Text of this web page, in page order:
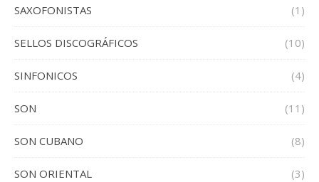
SAXOFONISTAS (1)
SELLOS DISCOGRÁFICOS (10)
SINFONICOS (4)
SON (11)
SON CUBANO (8)
SON ORIENTAL (3)